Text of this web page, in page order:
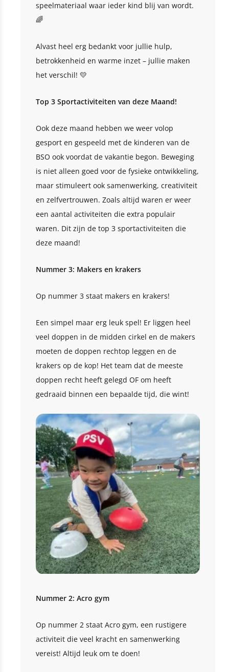
speelmateriaal waar ieder kind blij van wordt.
🌈
Alvast heel erg bedankt voor jullie hulp,
betrokkenheid en warme inzet – jullie maken
het verschil! 💛
Top 3 Sportactiviteiten van deze Maand!
Ook deze maand hebben we weer volop
gesport en gespeeld met de kinderen van de
BSO ook voordat de vakantie begon. Beweging
is niet alleen goed voor de fysieke ontwikkeling,
maar stimuleert ook samenwerking, creativiteit
en zelfvertrouwen. Zoals altijd waren er weer
een aantal activiteiten die extra populair
waren. Dit zijn de top 3 sportactiviteiten die
deze maand!
Nummer 3: Makers en krakers
Op nummer 3 staat makers en krakers!
Een simpel maar erg leuk spel! Er liggen heel
veel doppen in de midden cirkel en de makers
moeten de doppen rechtop leggen en de
krakers op de kop! Het team dat de meeste
doppen recht heeft gelegd OF om heeft
gedraaid binnen een bepaalde tijd, die wint!
Nummer 2: Acro gym
Op nummer 2 staat Acro gym, een rustigere
activiteit die veel kracht en samenwerking
vereist! Altijd leuk om te doen!